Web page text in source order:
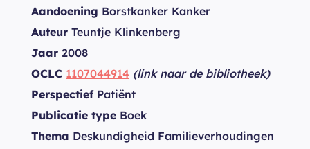
Aandoening Borstkanker Kanker
Auteur Teuntje Klinkenberg
Jaar 2008
OCLC 1107044914 (link naar de bibliotheek)
PerspectiefPatiënt
Publicatie type Boek
Thema Deskundigheid Familieverhoudingen